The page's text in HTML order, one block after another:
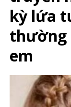
kỳ lứa
thường
em